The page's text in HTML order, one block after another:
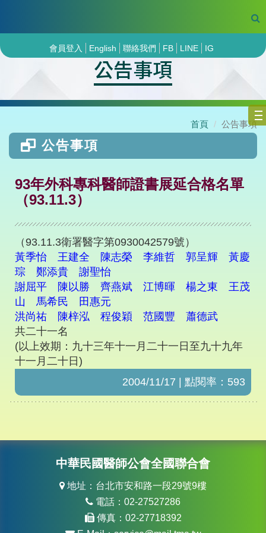
會員登入 English 聯絡我們 FB LINE IG
公告事項
首頁 公告事項
公告事項
93年外科專科醫師證書展延合格名單
（93.11.3）
（93.11.3衛署醫字第0930042579號）
黃季怡 王建全 陳志榮 李維哲 郭呈輝 黃慶
琮 鄭添貴 謝聖怡
謝屈平 陳以勝 齊燕斌 江博暉 楊之東 王茂
山 馬希民 田惠元
洪尚祐 陳梓泓 程俊穎 范國豐 蕭德武
共二十一名
(以上效期：九十三年十一月二十一日至九十九年
十一月二十日)
2004/11/17 | 點閱率：593
中華民國醫師公會全國聯合會
地址：台北市安和路一段29號9樓
電話：02-27527286
傳真：02-27718392